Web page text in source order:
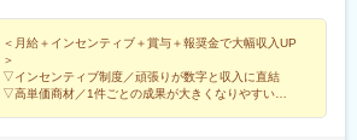
浜崎駅、朝霞台駅、東岩槻駅、大野原駅、亀山
谷駅、南鳥海駅、鶴岡駅、赤湯駅、奈古駅、日野
駅、近江長岡駅、十文字駅、扇田駅、三ツ境駅、
森県)、板柳駅、磐田駅、美川駅、野々市駅(Ｉ
)、九重駅、滑河駅、大網駅、北信太駅、寝屋川
＜月給＋インセンティブ＋賞与＋報奨金で大幅収入UP
＞
▽インセンティブ制度／頑張りが数字と収入に直結
▽高単価商材／1件ごとの成果が大きくなりやすい